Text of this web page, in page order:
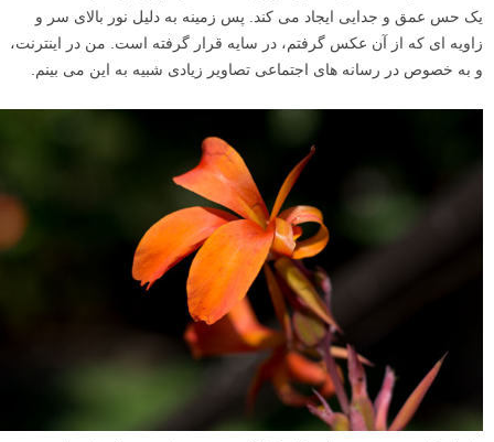
یک حس عمق و جدایی ایجاد می کند. پس زمینه به دلیل نور بالای سر و
زاویه ای که از آن عکس گرفتم، در سایه قرار گرفته است. من در اینترنت،
و به خصوص در رسانه های اجتماعی تصاویر زیادی شبیه به این می بینم.